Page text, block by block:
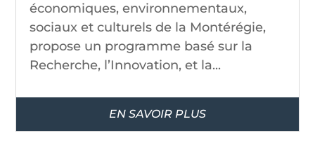
économiques, environnementaux,
sociaux et culturels de la Montérégie,
propose un programme basé sur la
Recherche, l’Innovation, et la...
EN SAVOIR PLUS